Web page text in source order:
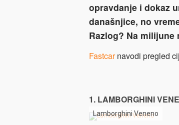
opravdanje i dokaz
današnjice, no
Razlog? Na
Fastcarnavodi pregled
1. LAMBORGHINI
Lamborghini Veneno